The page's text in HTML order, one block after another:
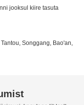
jooksul kiire tasuta
Songgang, Bao'an,